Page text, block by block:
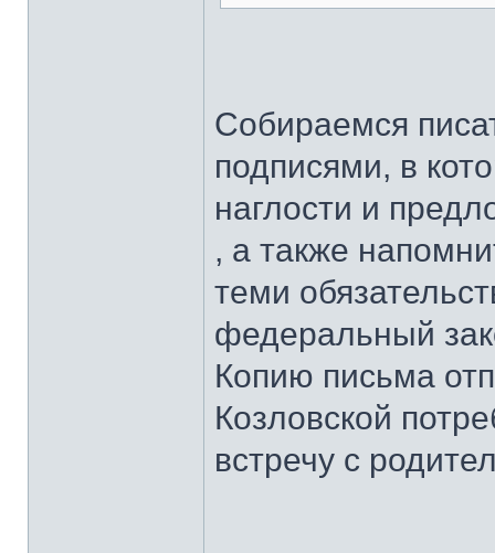
Собираемся
подписями, в
наглости и
, а также
теми
федеральный
Копию письма
Козловской
встречу с